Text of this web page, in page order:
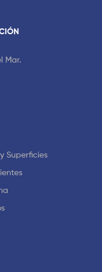
Mar.
Superficies